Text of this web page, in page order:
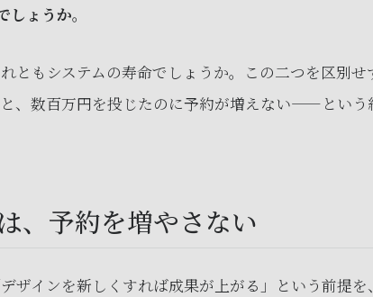
ょうか。
ともシステムの寿命でしょうか。この二つを区別せ
、数百万円を投じたのに予約が増えない——という
、予約を増やさない
ザインを新しくすれば成果が上がる」という前提